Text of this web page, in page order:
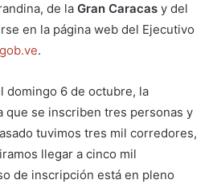
de la Gran Caracas y del
en la página web del Ejecutivo
.
domingo 6 de octubre, la
que se inscriben tres personas y
tuvimos tres mil corredores,
llegar a cinco mil
de inscripción está en pleno